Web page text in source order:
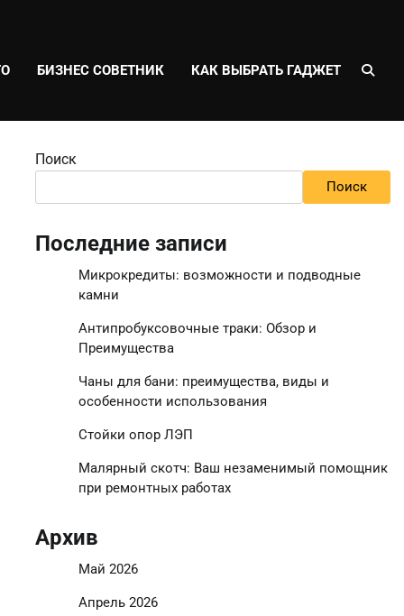
БИЗНЕС СОВЕТНИК КАК ВЫБРАТЬ ГАДЖЕТ
Поиск
Поиск
Последние записи
Микрокредиты: возможности и подводные
камни
Антипробуксовочные траки: Обзор и
Преимущества
Чаны для бани: преимущества, виды и
особенности использования
Стойки опор ЛЭП
Малярный скотч: Ваш незаменимый помощник
при ремонтных работах
Архив
Май 2026
Апрель 2026